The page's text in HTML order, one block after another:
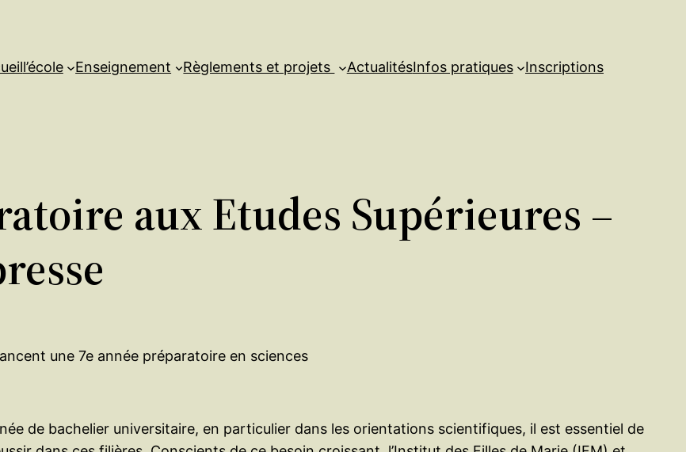
l’école Enseignement Règlements et projets ActualitésInfos pratiques Inscriptions
aux Etudes Supérieures –
une 7e année préparatoire en sciences
de bachelier universitaire, en particulier dans les orientations scientifiques, il est essentiel de